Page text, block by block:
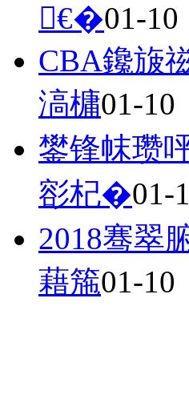
€�01-10
CBA鑱旇
滈槦01-10
鐢锋帓瓒
彮杞�01-
2018骞翠
藉箷01-10